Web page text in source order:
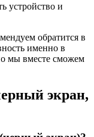
устройство и
обратится в
именно в
мы вместе сможем
экран,